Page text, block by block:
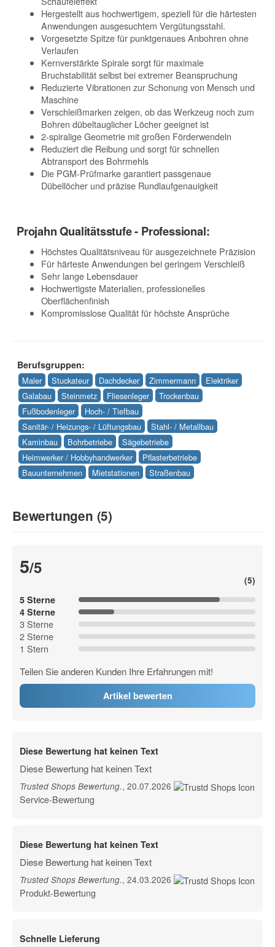
Hergestellt aus hochwertigem, speziell für die härtesten
Anwendungen ausgesuchtem Vergütungsstahl.
Vorgesetzte Spitze für punktgenaues Anbohren ohne
Verlaufen
Kernverstärkte Spirale sorgt für maximale
Bruchstabilität selbst bei extremer Beanspruchung
Reduzierte Vibrationen zur Schonung von Mensch und
Maschine
Verschleißmarken zeigen, ob das Werkzeug noch zum
Bohren dübeltauglicher Löcher geeignet ist
2-spiralige Geometrie mit großen Förderwendeln
Reduziert die Reibung und sorgt für schnellen
Abtransport des Bohrmehls
Die PGM-Prüfmarke garantiert passgenaue
Dübellöcher und präzise Rundlaufgenauigkeit
Projahn Qualitätsstufe - Professional:
Höchstes Qualitätsniveau für ausgezeichnete Präzision
Für härteste Anwendungen bei geringem Verschleiß
Sehr lange Lebensdauer
Hochwertigste Materialien, professionelles
Oberflächenfinish
Kompromisslose Qualität für höchste Ansprüche
Berufsgruppen:
Maler Stuckateur Dachdecker Zimmermann
Elektriker
Galabau
Steinmetz Fliesenleger
Trockenbau
Fußbodenleger
Hoch- / Tiefbau
Sanitär- / Heizungs- / Lüftungsbau
Stahl- / Metallbau
Kaminbau
Bohrbetriebe
Sägebetriebe
Heimwerker / Hobbyhandwerker
Pflasterbetriebe
Bauunternehmen
Mietstationen Straßenbau
Bewertungen (5)
5/5
(5)
5 Sterne
4 Sterne
3 Sterne
2 Sterne
1 Stern
Teilen Sie anderen Kunden Ihre Erfahrungen mit!
Artikel bewerten
Diese Bewertung hat keinen Text
Diese Bewertung hat keinen Text
Trusted Shops Bewertung., 20.07.2026
Service-Bewertung
Diese Bewertung hat keinen Text
Diese Bewertung hat keinen Text
Trusted Shops Bewertung., 24.03.2026
Produkt-Bewertung
Schnelle Lieferung